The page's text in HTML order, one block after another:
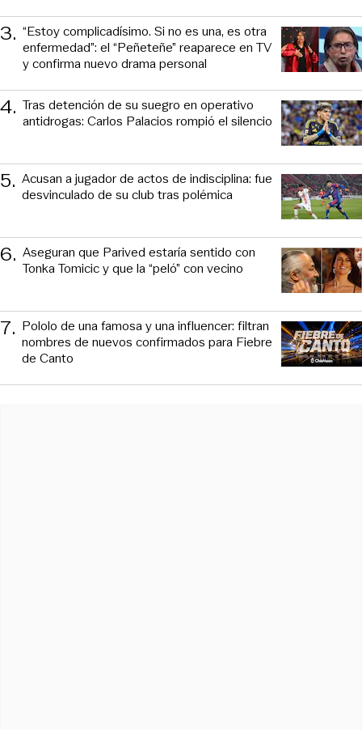
3. “Estoy complicadísimo. Si no es una, es otra
enfermedad”: el “Peñeteñe” reaparece en TV
y confirma nuevo drama personal
4. Tras detención de su suegro en operativo
antidrogas: Carlos Palacios rompió el silencio
5. Acusan a jugador de actos de indisciplina: fue
desvinculado de su club tras polémica
6. Aseguran que Parived estaría sentido con
Tonka Tomicic y que la “peló” con vecino
7. Pololo de una famosa y una influencer: filtran
nombres de nuevos confirmados para Fiebre
de Canto